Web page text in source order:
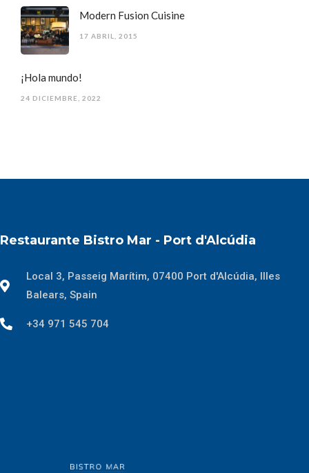
Modern Fusion Cuisine
17 ABRIL, 2015
¡Hola mundo!
24 DICIEMBRE, 2022
Restaurante Bistro Mar - Port d'Alcúdia
Local 3, Passeig Marítim, 07400 Port d'Alcúdia, Illes
Balears, Spain
+34 971 545 704